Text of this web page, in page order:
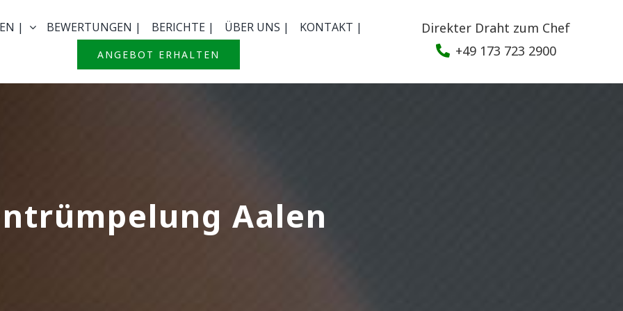
| BEWERTUNGEN | BERICHTE | ÜBER UNS | KONTAKT |
ANGEBOT ERHALTEN
Direkter Draht zum Chef
+49 173 723 2900
Aalen